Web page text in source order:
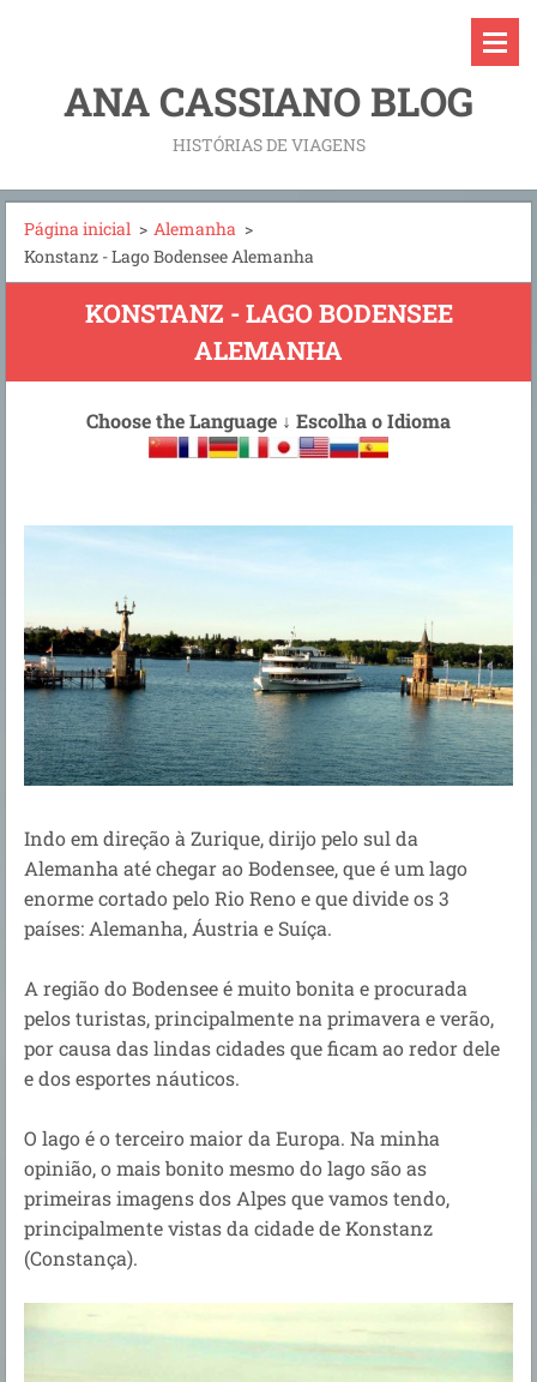
ANA CASSIANO BLOG
HISTÓRIAS DE VIAGENS
Página inicial > Alemanha >
Konstanz - Lago Bodensee Alemanha
KONSTANZ - LAGO BODENSEE
ALEMANHA
Choose the Language ↓ Escolha o Idioma
Indo em direção à Zurique, dirijo pelo sul da
Alemanha até chegar ao Bodensee, que é um lago
enorme cortado pelo Rio Reno e que divide os 3
países: Alemanha, Áustria e Suíça.
A região do Bodensee é muito bonita e procurada
pelos turistas, principalmente na primavera e verão,
por causa das lindas cidades que ficam ao redor dele
e dos esportes náuticos.
O lago é o terceiro maior da Europa. Na minha
opinião, o mais bonito mesmo do lago são as
primeiras imagens dos Alpes que vamos tendo,
principalmente vistas da cidade de Konstanz
(Constança).